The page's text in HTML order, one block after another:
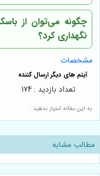
نگهداری کرد؟
مشخصات
به این مقاله امتیاز بدهید :
تعداد بازدید : 174
مطالب مشابه